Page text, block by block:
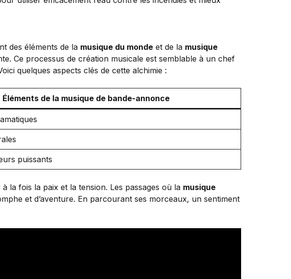
des éléments de la musique du monde et de la musique
Ce processus de création musicale est semblable à un chef
quelques aspects clés de cette alchimie :
Éléments de la musique de bande-annonce
puissants
la fois la paix et la tension. Les passages où la musique
et d’aventure. En parcourant ses morceaux, un sentiment